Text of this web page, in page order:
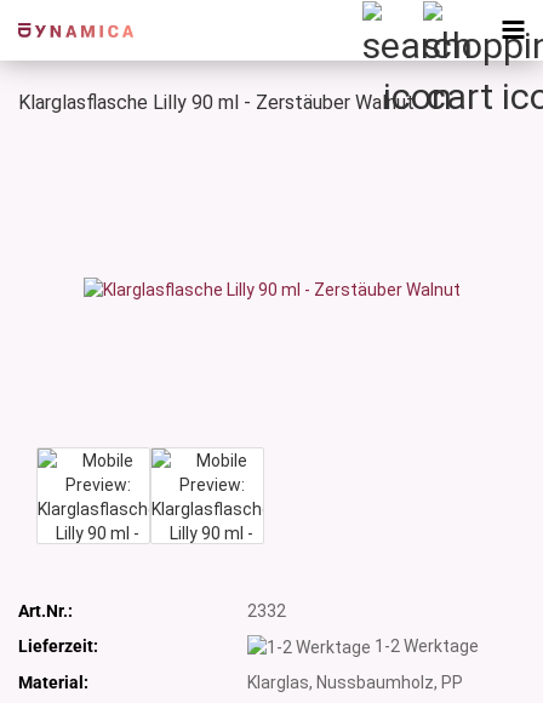
Klarglasflasche Lilly 90 ml - Zerstäuber Walnut
Art.Nr.:
2332
Lieferzeit:
1-2 Werktage
Material:
Klarglas, Nussbaumholz, PP